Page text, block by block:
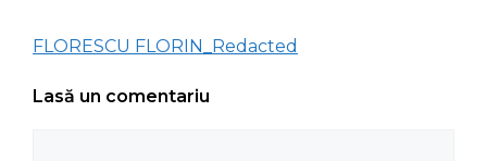
FLORESCU FLORIN_Redacted
Lasă un comentariu